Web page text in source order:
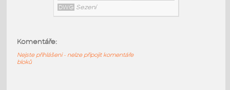
RFA Sezení
Komentáře:
Nejste přihlášeni - nelze připojit komentáře
bloků